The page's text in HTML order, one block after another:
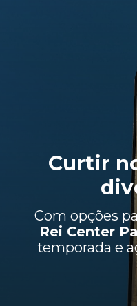
Com opções
Rei Center
temporada e
Curtir